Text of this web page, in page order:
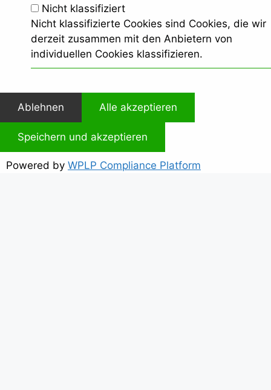
Nicht klassifiziert
Nicht klassifizierte Cookies sind Cookies, die wir
derzeit zusammen mit den Anbietern von
individuellen Cookies klassifizieren.
Ablehnen Alle akzeptieren
Speichern und akzeptieren
Powered by WPLP Compliance Platform